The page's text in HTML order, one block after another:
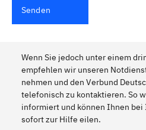
Senden
Wenn Sie jedoch unter einem
empfehlen wir unseren
nehmen und den Verbund
telefonisch zu kontaktieren. So
informiert und können Ihnen bei
sofort zur Hilfe eilen.